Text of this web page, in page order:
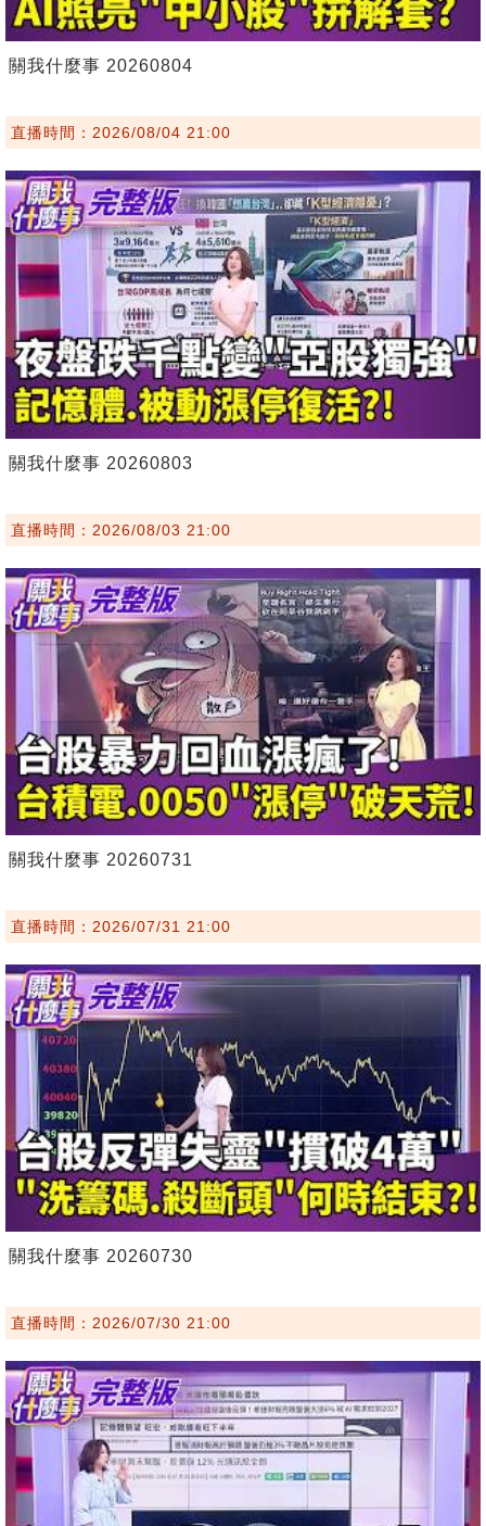
關我什麼事 20260804
直播時間：2026/08/04 21:00
關我什麼事 20260803
直播時間：2026/08/03 21:00
關我什麼事 20260731
直播時間：2026/07/31 21:00
關我什麼事 20260730
直播時間：2026/07/30 21:00